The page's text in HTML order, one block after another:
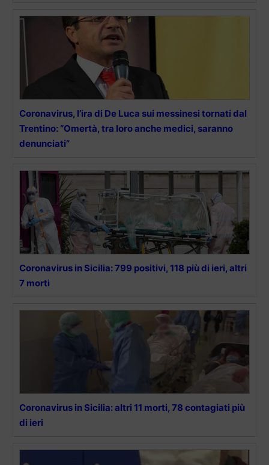
Coronavirus, l’ira di De Luca sui messinesi tornati dal
Trentino: “Omertà, tra loro anche medici, saranno
denunciati”
Coronavirus in Sicilia: 799 positivi, 118 più di ieri, altri
7 morti
Coronavirus in Sicilia: altri 11 morti, 78 contagiati più
di ieri